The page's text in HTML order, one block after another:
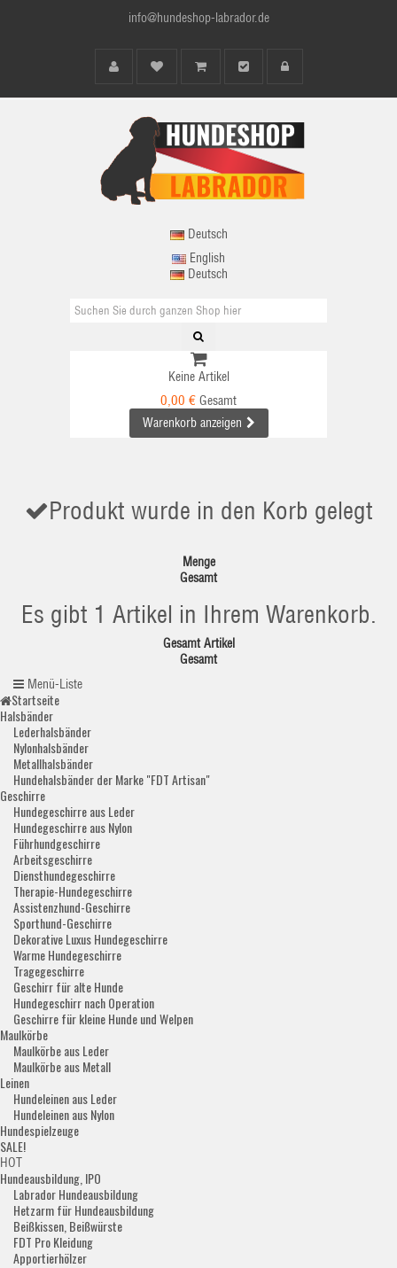
info@hundeshop-labrador.de
Deutsch
English
Deutsch
Keine Artikel
0,00 € Gesamt
Warenkorb anzeigen
Produkt wurde in den Korb gelegt
Menge
Gesamt
Es gibt 1 Artikel in Ihrem Warenkorb.
Gesamt Artikel
Gesamt
Menü-Liste
Startseite
Halsbänder
Lederhalsbänder
Nylonhalsbänder
Metallhalsbänder
Hundehalsbänder der Marke "FDT Artisan"
Geschirre
Hundegeschirre aus Leder
Hundegeschirre aus Nylon
Führhundgeschirre
Arbeitsgeschirre
Diensthundegeschirre
Therapie-Hundegeschirre
Assistenzhund-Geschirre
Sporthund-Geschirre
Dekorative Luxus Hundegeschirre
Warme Hundegeschirre
Tragegeschirre
Geschirr für alte Hunde
Hundegeschirr nach Operation
Geschirre für kleine Hunde und Welpen
Maulkörbe
Maulkörbe aus Leder
Maulkörbe aus Metall
Leinen
Hundeleinen aus Leder
Hundeleinen aus Nylon
Hundespielzeuge
SALE!
HOT
Hundeausbildung, IPO
Labrador Hundeausbildung
Hetzarm für Hundeausbildung
Beißkissen, Beißwürste
FDT Pro Kleidung
Apportierhölzer